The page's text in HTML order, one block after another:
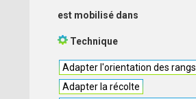
est mobilisé dans
Technique
Adapter l'orientation des rangs
Adapter la récolte